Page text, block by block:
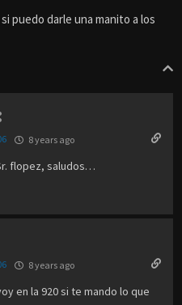
puedo darle una manito a los
8 years ago
flopez, saludos…
8 years ago
en la 920 si te mando lo que